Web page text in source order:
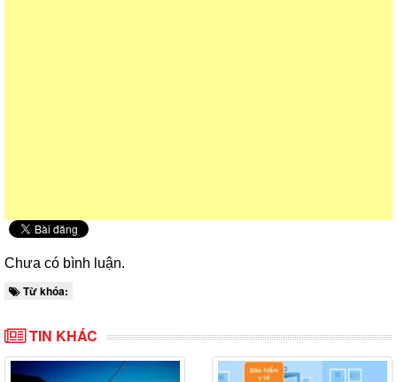
Chưa có bình luận.
Từ khóa:
TIN KHÁC